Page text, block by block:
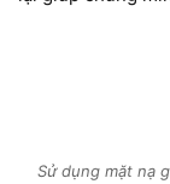
Sử dụng mặt nạ